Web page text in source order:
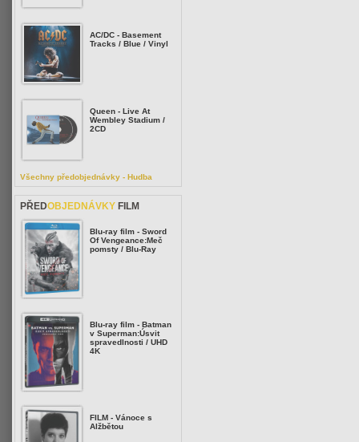
AC/DC - Basement
Tracks / Blue / Vinyl
Queen - Live At
Wembley Stadium /
2CD
Všechny předobjednávky - Hudba
PŘEDOBJEDNÁVKY FILM
Blu-ray film - Sword
Of Vengeance:Meč
pomsty / Blu-Ray
Blu-ray film - Batman
v Superman:Úsvit
spravedlnosti / UHD
4K
FILM - Vánoce s
Alžbětou